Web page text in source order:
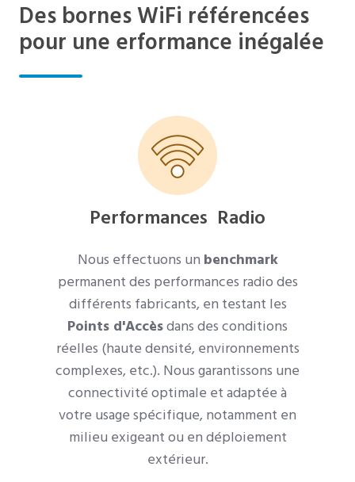
Des bornes WiFi référencées
pour une erformance inégalée
Performances Radio
Nous effectuons un benchmark
permanent des performances radio des
différents fabricants, en testant les
Points d'Accèsdans des conditions
réelles (haute densité, environnements
complexes, etc.). Nous garantissons une
connectivité optimale et adaptée à
votre usage spécifique, notamment en
milieu exigeant ou en déploiement
extérieur.